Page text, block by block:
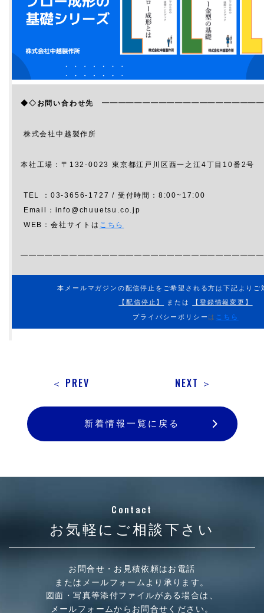
◆◇お問い合わせ先
株式会社中越製作所
本社工場：〒132-0023 東京都江戸川区西一之江4丁目10番2号
TEL ：03-3656-1727 / 受付時間：8:00~17:00
Email：info@chuuetsu.co.jp
WEB：会社サイトは こちら
本メールマガジンの配信停止をご希望される方は下記よりご
【配信停止】
または 【登録情報変更】
プライバシーポリシー は こちら
＜ PREV NEXT ＞
新着情報一覧に戻る
Contact
お気軽にご相談下さい
お問合せ・お見積依頼はお電話
またはメールフォームより承ります。
図面・写真等添付ファイルがある場合は、
メールフォームからお問合せください。